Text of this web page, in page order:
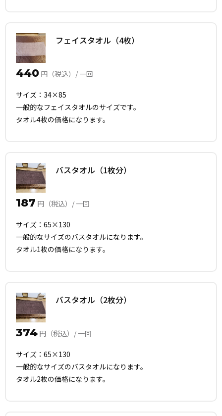
フェイスタオル（4枚）
440 円（税込）/ 一回
サイズ：34×85
一般的なフェイスタオルのサイズです。
タオル4枚の価格になります。
バスタオル（1枚分）
187 円（税込）/ 一回
サイズ：65×130
一般的なサイズのバスタオルになります。
タオル1枚の価格になります。
バスタオル（2枚分）
374 円（税込）/ 一回
サイズ：65×130
一般的なサイズのバスタオルになります。
タオル2枚の価格になります。